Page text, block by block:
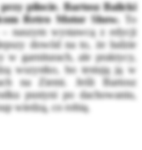
pilocie. Bartosz Balicki
Retro Motor Show. To
naszym wystawcą z edycji
dowód na to, że ludzie
w garniturach, ale praktycy,
wszystko, bo testują ją w
na Ziemi. Jeśli Bartosz
pustyni po dachowaniu,
wiedzą, co robią.